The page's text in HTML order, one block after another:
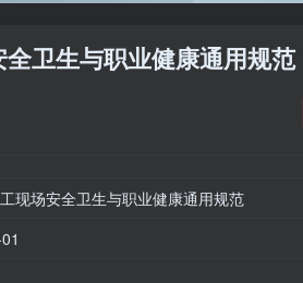
卫生与职业健康通用规范
现场安全卫生与职业健康通用规范